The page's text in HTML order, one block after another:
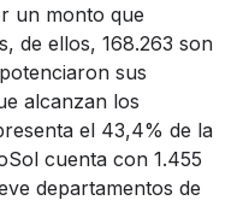
un monto que
de ellos, 168.263 son
sus
alcanzan los
el 43,4% de la
cuenta con 1.455
departamentos de